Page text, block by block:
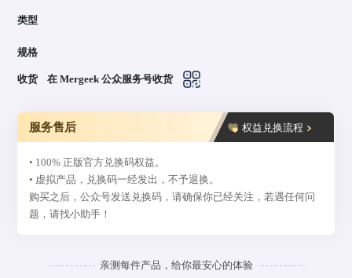
类型
规格
收货 在 Mergeek 公众服务号收货
服务售后 权益兑换流程
• 100% 正版官方兑换码权益。
• 虚拟产品，兑换码一经发出，不予退换。
购买之后，公众号发送兑换码，请确保你已经关注，若遇任何问
题，请找小助手！
亲测每件产品，给你最安心的体验